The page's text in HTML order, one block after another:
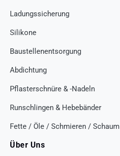
Ladungssicherung
Silikone
Baustellenentsorgung
Abdichtung
Pflasterschnüre & -Nadeln
Runschlingen & Hebebänder
Fette / Öle / Schmieren / Schaum
Über Uns